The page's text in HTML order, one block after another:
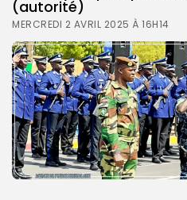
(autorité)
MERCREDI 2 AVRIL 2025 À 16H14